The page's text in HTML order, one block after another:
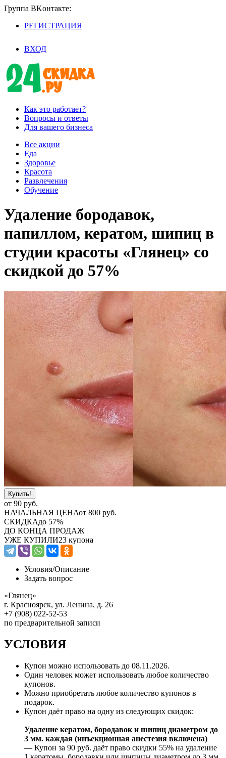
Группа BKoнтaктe:
РЕГИСТРАЦИЯ
ВХОД
Как это работает?
Вопросы и ответы
Для вашего бизнеса
Все акции
Еда
Здоровье
Красота
Развлечения
Обучение
Удаление бородавок,
папиллом, кератом, шипиц в
студии красоты «Глянец» со
скидкой до 57%
от 90 руб.
НАЧАЛЬНАЯ ЦЕНАот 800 руб.
СКИДКАдо 57%
ДО КОНЦА ПРОДАЖ
УЖЕ КУПИЛИ23 купона
Условия/Описание
Задать вопрос
«Глянец»
г. Красноярск, ул. Ленина, д. 26
+7 (908) 022-52-53
по предварительной записи
УСЛОВИЯ
Купон можно использовать до 08.11.2026.
Один человек может использовать любое количество
купонов.
Можно приобретать любое количество купонов в
подарок.
Купон даёт право на одну из следующих скидок:
Удаление кератом, бородавок и шипиц диаметром до
3 мм. каждая (инъекционная анестезия включена)
— Купон за 90 руб. даёт право скидки 55% на удаление